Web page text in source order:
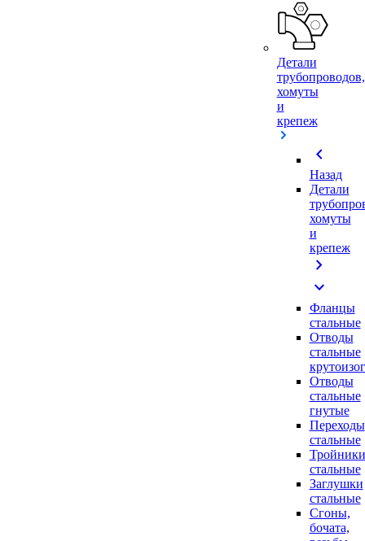
Детали
трубопроводов,
хомуты
и
крепеж
chevron_left
Назад
Детали
хомуты
и
крепеж
chevron_right
expand_more
Фланцы
стальные
Отводы
стальные
Отводы
стальные
гнутые
Переходы
стальные
Тройники
стальные
Заглушки
стальные
Сгоны,
бочата,